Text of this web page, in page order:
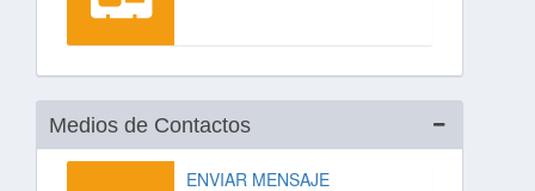
Medios de Contactos
ENVIAR MENSAJE